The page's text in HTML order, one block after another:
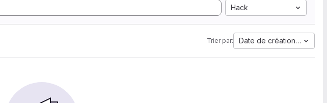
Hack
Trier par: Date de création la plus